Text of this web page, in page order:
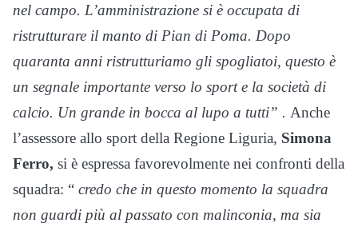
nel campo. L’amministrazione si è occupata di
ristrutturare il manto di Pian di Poma. Dopo
quaranta anni ristrutturiamo gli spogliatoi, questo è
un segnale importante verso lo sport e la società di
calcio. Un grande in bocca al lupo a tutti” . Anche
l’assessore allo sport della Regione Liguria, Simona
Ferro, si è espressa favorevolmente nei confronti della
squadra: “ credo che in questo momento la squadra
non guardi più al passato con malinconia, ma sia